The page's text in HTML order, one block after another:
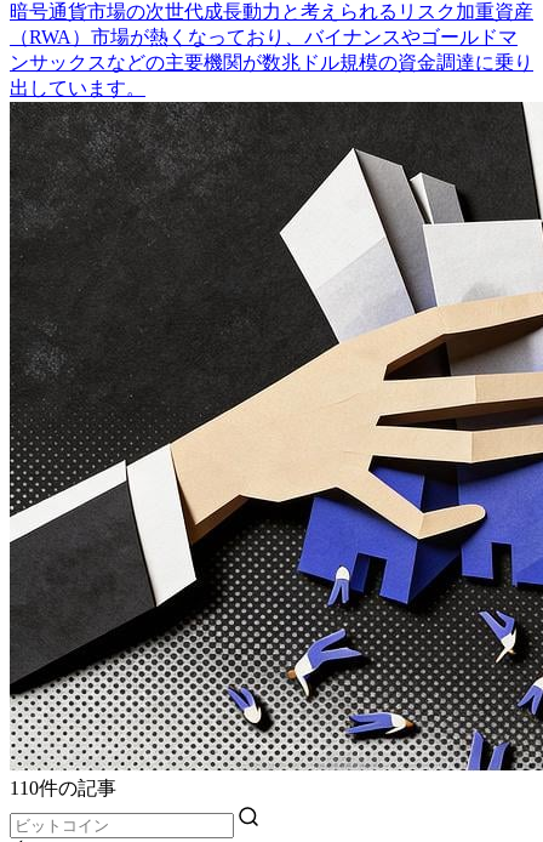
暗号通貨市場の次世代成長動力と考えられるリスク加重資産
（RWA）市場が熱くなっており、バイナンスやゴールドマ
ンサックスなどの主要機関が数兆ドル規模の資金調達に乗り
出しています。
110件の記事